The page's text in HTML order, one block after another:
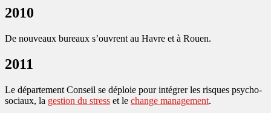
2010
De nouveaux bureaux s’ouvrent au Havre et à Rouen.
2011
Le département Conseil se déploie pour intégrer les risques psycho-
sociaux, la gestion du stress et le change management.